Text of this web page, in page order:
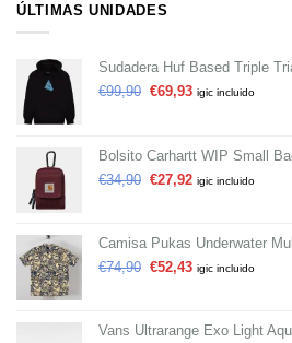
ÚLTIMAS UNIDADES
Sudadera Huf Based Triple
€99,90 €69,93 igic incluido
Bolsito Carhartt WIP Small
€34,90 €27,92 igic incluido
Camisa Pukas Underwater
€74,90 €52,43 igic incluido
Vans Ultrarange Exo Light